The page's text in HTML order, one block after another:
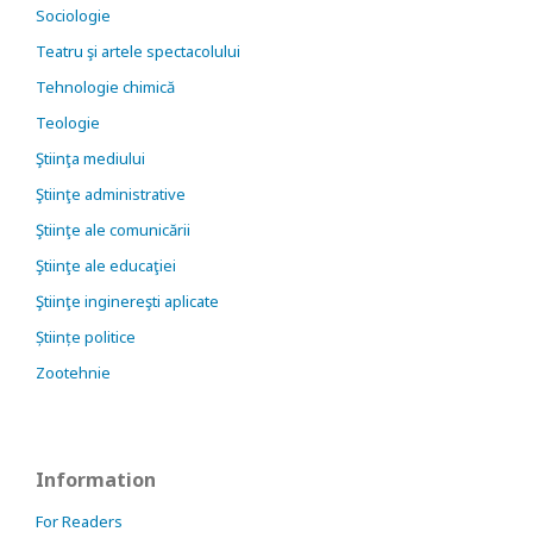
Sociologie
Teatru şi artele spectacolului
Tehnologie chimică
Teologie
Ştiinţa mediului
Ştiinţe administrative
Ştiinţe ale comunicării
Ştiinţe ale educaţiei
Ştiinţe inginereşti aplicate
Științe politice
Zootehnie
Information
For Readers